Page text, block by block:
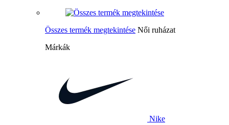
Összes termék megtekintése Női ruházat
Márkák
Nike